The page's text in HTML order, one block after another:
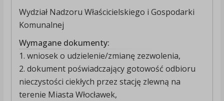
Wydział Nadzoru Właścicielskiego i Gospodarki
Komunalnej
Wymagane dokumenty:
1. wniosek o udzielenie/zmianę zezwolenia,
2. dokument poświadczający gotowość odbioru
nieczystości ciekłych przez stację zlewną na
terenie Miasta Włocławek,